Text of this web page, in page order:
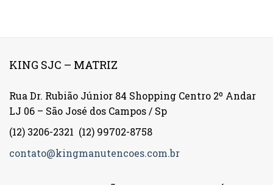
KING SJC – MATRIZ
Rua Dr. Rubião Júnior 84 Shopping Centro 2º Andar
LJ 06 – São José dos Campos / Sp
(12) 3206-2321 (12) 99702-8758
contato@kingmanutencoes.com.br